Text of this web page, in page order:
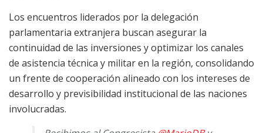
Los encuentros liderados por la delegación
parlamentaria extranjera buscan asegurar la
continuidad de las inversiones y optimizar los canales
de asistencia técnica y militar en la región, consolidando
un frente de cooperación alineado con los intereses de
desarrollo y previsibilidad institucional de las naciones
involucradas.